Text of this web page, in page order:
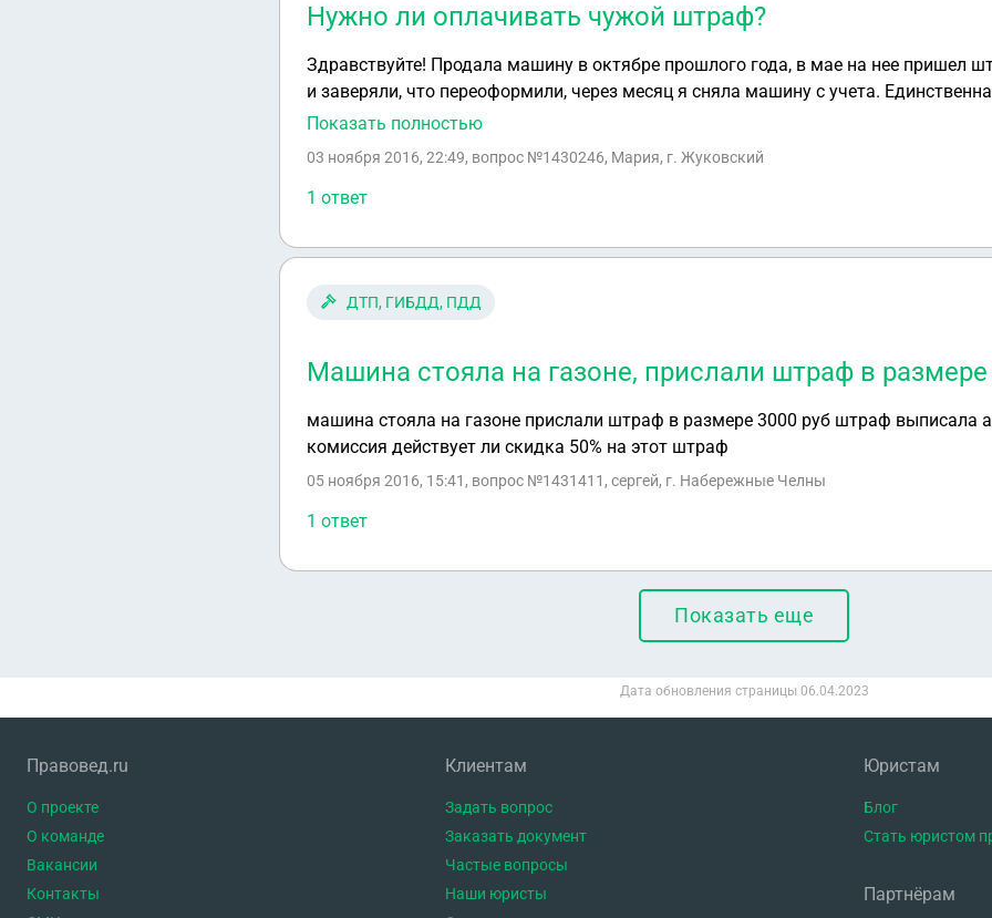
Нужно ли оплачивать чужой штраф?
Здравствуйте! Продала машину в октябре прошлого года, в мае на нее пришел
и заверяли, что переоформили, через месяц я сняла машину с учета.
купли-продажи находится в местном РЭО ГИБДД. Сегодня через приложение на
мужа и он не хочет заморачиваться и оплатить этот штраф...но для меня дело
Показать полностью
03 ноября 2016, 22:49, вопрос №1430246, Мария, г. Жуковский
1 ответ
ДТП, ГИБДД, ПДД
Машина стояла на газоне, прислали штраф в размере
машина стояла на газоне прислали штраф в размере 3000 руб штраф выписала
комиссия действует ли скидка 50% на этот штраф
05 ноября 2016, 15:41 , вопрос №1431411, сергей, г. Набережные Челны
1 ответ
Показать еще
Дата обновления страницы 06.04.2023
Правовед.ru
О проекте
О команде
Вакансии
Контакты
Клиентам
Задать вопрос
Заказать документ
Частые вопросы
Наши юристы
Юристам
Блог
Стать юристом
Партнёрам